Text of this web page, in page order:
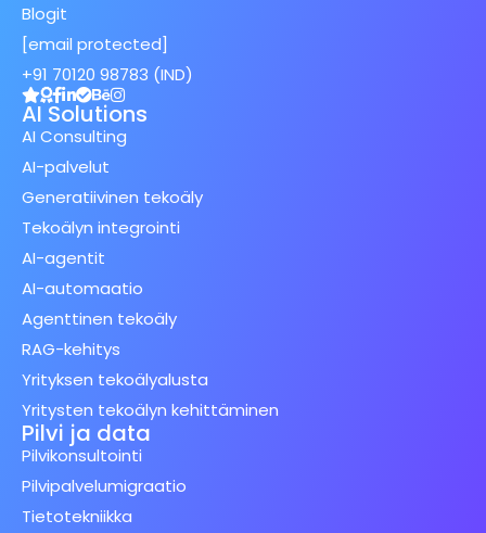
Blogit
[email protected]
+91 70120 98783 (IND)
AI Solutions
AI Consulting
AI-palvelut
Generatiivinen tekoäly
Tekoälyn integrointi
AI-agentit
AI-automaatio
Agenttinen tekoäly
RAG-kehitys
Yrityksen tekoälyalusta
Yritysten tekoälyn kehittäminen
Pilvi ja data
Pilvikonsultointi
Pilvipalvelumigraatio
Tietotekniikka